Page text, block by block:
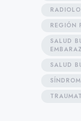
REGIÓN
SALUD
SALUD